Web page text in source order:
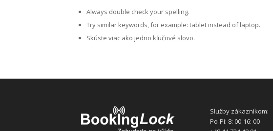
Always double check your spelling.
Try similar keywords, for example: tablet instead of laptop.
Skúste viac ako jedno kľučové slovo.
Služby zákazníkom:
Po-Pi: 8: 00-16: 00